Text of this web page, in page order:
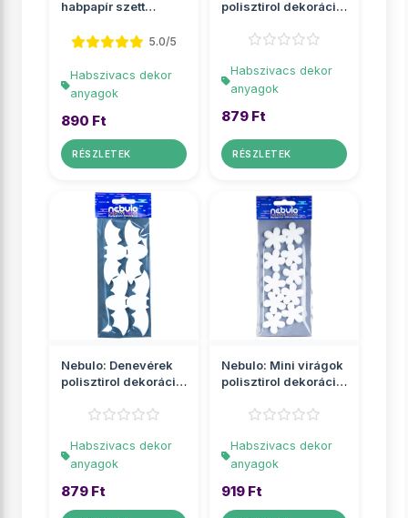
habpapír szett
5.0/5
Habszivacs dekor
anyagok
890 Ft
RÉSZLETEK
polisztirol dekoráció
Habszivacs dekor
anyagok
879 Ft
RÉSZLETEK
Nebulo: Denevérek
polisztirol dekoráció
Habszivacs dekor
anyagok
879 Ft
Nebulo: Mini virágok
polisztirol dekoráció
Habszivacs dekor
anyagok
919 Ft